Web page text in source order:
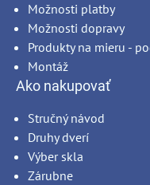
Možnosti platby
Možnosti dopravy
Produkty na mieru -
Montáž
Ako nakupovať
Stručný návod
Druhy dverí
Výber skla
Zárubne